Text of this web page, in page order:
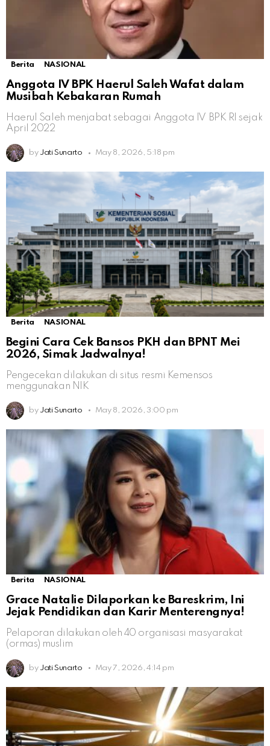
Berita NASIONAL
Anggota IV BPK Haerul Saleh Wafat dalam
Musibah Kebakaran Rumah
Haerul Saleh menjabat sebagai Anggota IV BPK RI sejak
April 2022
by Jati Sunarto May 8, 2026, 5:18 pm
Berita NASIONAL
Begini Cara Cek Bansos PKH dan BPNT Mei
2026, Simak Jadwalnya!
Pengecekan dilakukan di situs resmi Kemensos
menggunakan NIK
by Jati Sunarto May 8, 2026, 3:00 pm
Berita NASIONAL
Grace Natalie Dilaporkan ke Bareskrim, Ini
Jejak Pendidikan dan Karir Menterengnya!
Pelaporan dilakukan oleh 40 organisasi masyarakat
(ormas) muslim
by Jati Sunarto May 7, 2026, 4:14 pm